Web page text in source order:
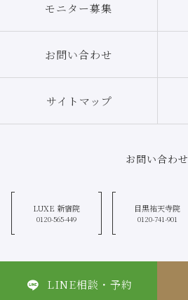
モニター募集
お問い合わせ
サイトマップ
LINE相談・予約
お問い合わせ
LUXE 新宿院
0120-565-449
目黒祐天寺院
0120-741-901